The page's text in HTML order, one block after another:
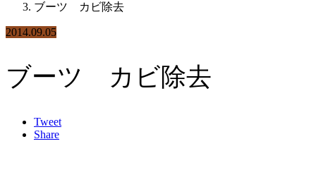
ブーツ カビ除去
2014.09.05
ブーツ カビ除去
Tweet
Share